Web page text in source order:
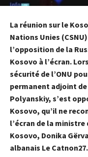
La réunion sur le
Nations Unies
l’opposition de la
Kosovo à l’écran.
sécurité de l’ONU
permanent adjoint de
Polyanskiy, s’est
Kosovo, qu’il ne
l’écran de la
Kosovo, Donika
albanais Le